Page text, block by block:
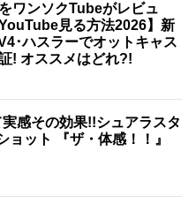
ワンソクTubeがレビュ
見る方法2026】新
･ハスラーでオットキャス
! オススメはどれ?!
感その効果!!シュアラスタ
ット 『ザ・体感！！』